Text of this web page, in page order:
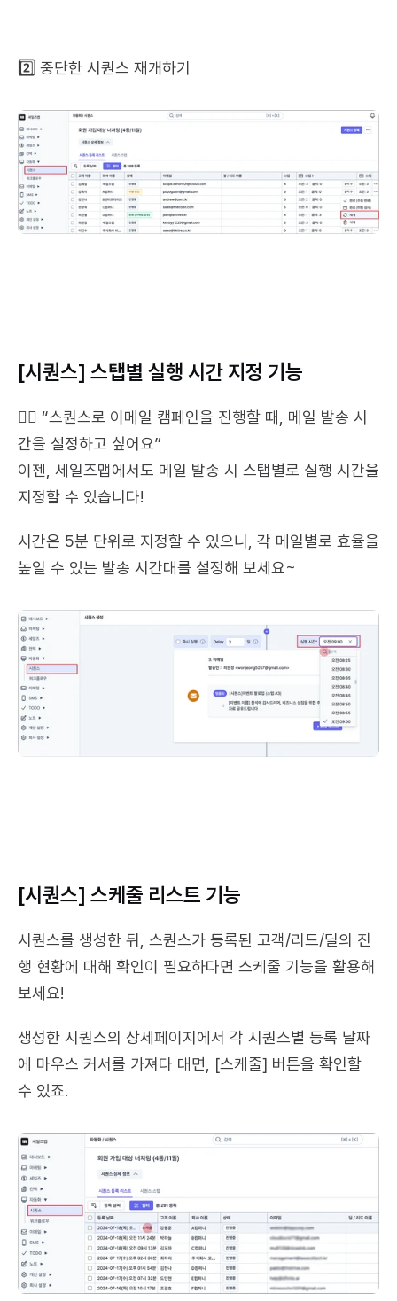
2️⃣ 중단한 시퀀스 재개하기
[시퀀스] 스탭별 실행 시간 지정 기능
💁‍♀️ “스퀀스로 이메일 캠페인을 진행할 때, 메일 발송 시
간을 설정하고 싶어요”
이젠, 세일즈맵에서도 메일 발송 시 스탭별로 실행 시간을
지정할 수 있습니다!
시간은 5분 단위로 지정할 수 있으니, 각 메일별로 효율을
높일 수 있는 발송 시간대를 설정해 보세요~
[시퀀스] 스케줄 리스트 기능
시퀀스를 생성한 뒤, 스퀀스가 등록된 고객/리드/딜의 진
행 현황에 대해 확인이 필요하다면 스케줄 기능을 활용해
보세요!
생성한 시퀀스의 상세페이지에서 각 시퀀스별 등록 날짜
에 마우스 커서를 가져다 대면, [스케줄] 버튼을 확인할
수 있죠.